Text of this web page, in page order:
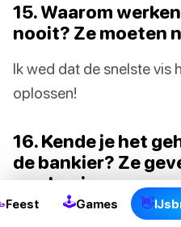
2
15. Waarom
nooit? Ze moeten
Ik wed dat de snelste vis
oplossen!
16. Kende je het
de bankier? Ze
een haai.
Misschien kun je ze
Feest 🕹Games 👋